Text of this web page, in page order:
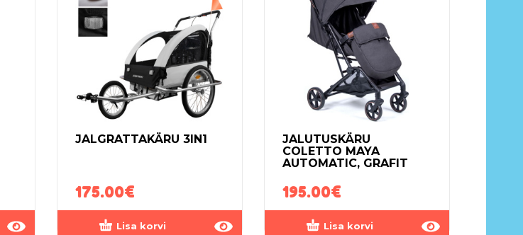
JALGRATTAKÄRU 3IN1
175.00€
Lisa korvi
JALUTUSKÄRU
COLETTO MAYA
AUTOMATIC, GRAFIT
195.00€
Lisa korvi